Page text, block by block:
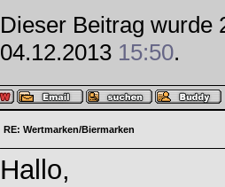
Dieser Beitrag wurde
04.12.2013 15:50.
RE: Wertmarken/Biermarken
Hallo,